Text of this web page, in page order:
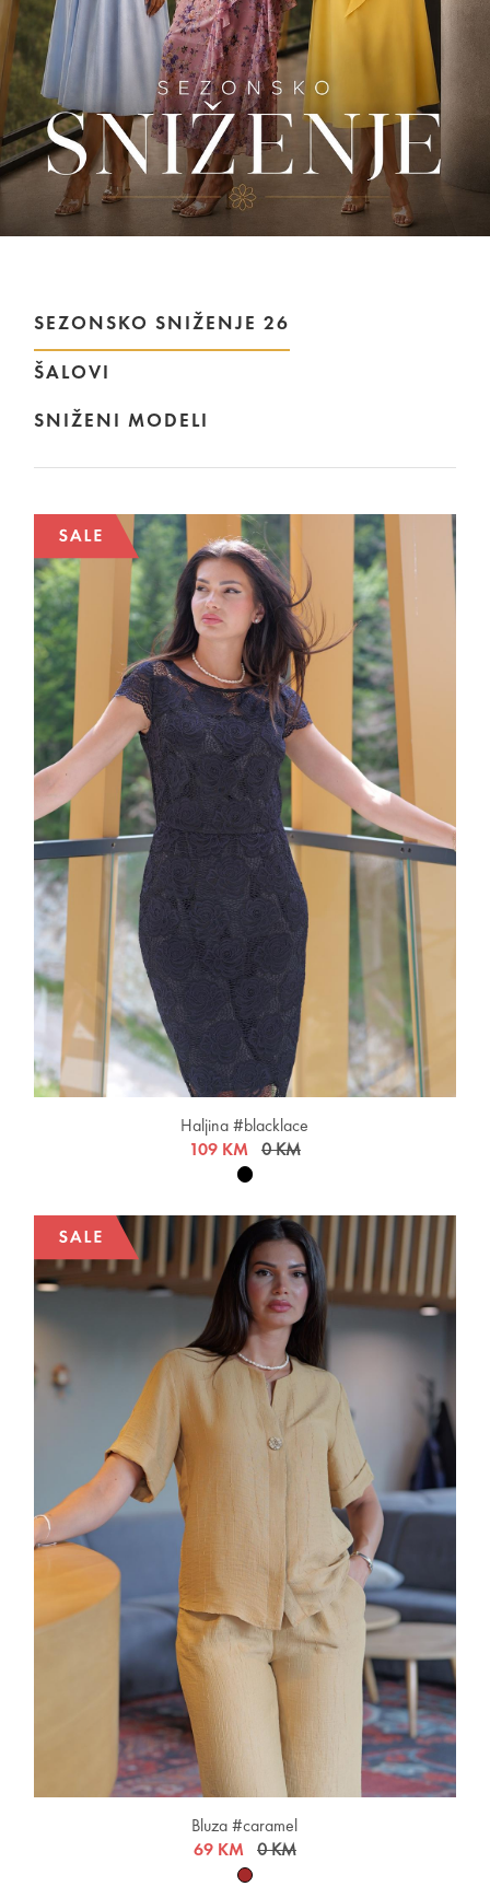
SEZONSKO SNIŽENJE 26
ŠALOVI
SNIŽENI MODELI
Haljina #blacklace
109 KM 0 KM
Bluza #caramel
69 KM 0 KM